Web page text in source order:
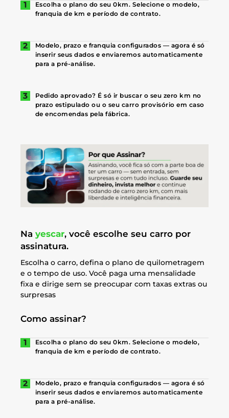
Escolha o plano do seu 0km. Selecione o modelo,
franquia de km e período de contrato.
Modelo, prazo e franquia configurados — agora é só
inserir seus dados e enviaremos automaticamente
para a pré-análise.
Pedido aprovado? É só ir buscar o seu zero km no
prazo estipulado ou o seu carro provisório em caso
de encomendas pela fábrica.
Na yescar, você escolhe seu carro por
assinatura.
Escolha o carro, defina o plano de quilometragem
e o tempo de uso. Você paga uma mensalidade
fixa e dirige sem se preocupar com taxas extras ou
surpresas
Como assinar?
Escolha o plano do seu 0km. Selecione o modelo,
franquia de km e período de contrato.
Modelo, prazo e franquia configurados — agora é só
inserir seus dados e enviaremos automaticamente
para a pré-análise.